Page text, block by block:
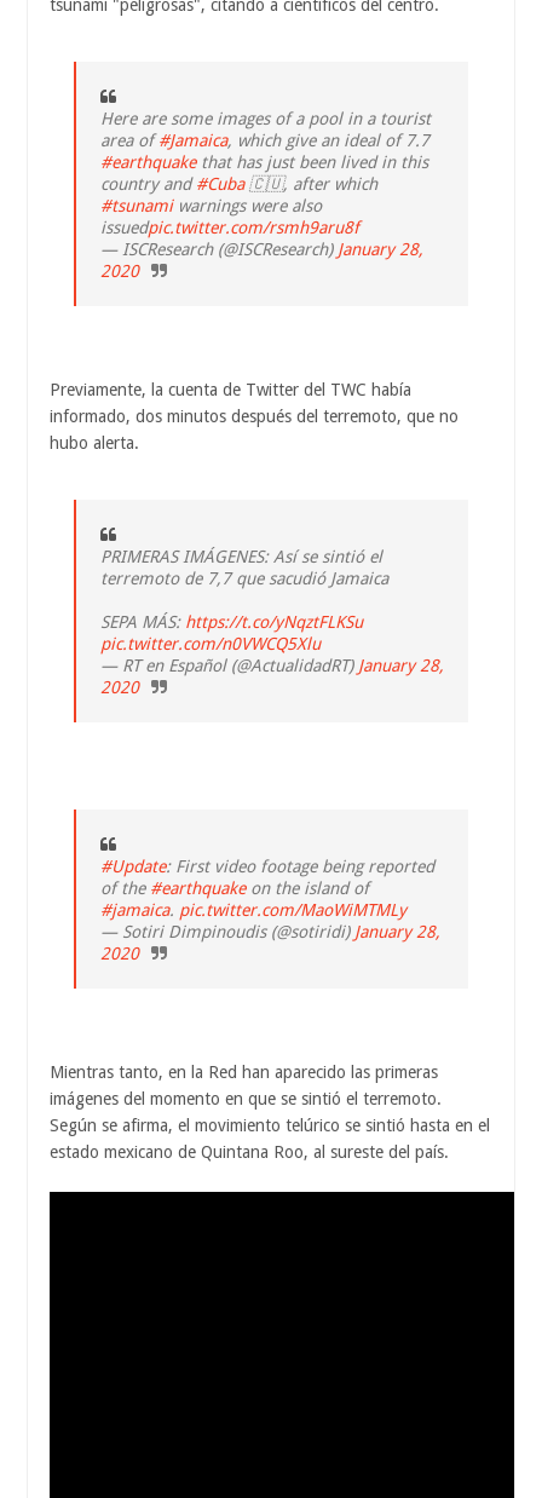
tsunami "peligrosas", citando a científicos del centro.
Here are some images of a pool in a tourist
area of ​​#Jamaica, which give an ideal of 7.7
#earthquakethat has just been lived in this
country and#Cuba🇨🇺, after which
#tsunamiwarnings were also
issuedpic.twitter.com/rsmh9aru8f
— ISCResearch (@ISCResearch) January 28,
2020
Previamente, la cuenta de Twitter del TWC había
informado, dos minutos después del terremoto, que no
hubo alerta.
PRIMERAS IMÁGENES: Así se sintió el
terremoto de 7,7 que sacudió Jamaica
SEPA MÁS: https://t.co/yNqztFLKSu
pic.twitter.com/n0VWCQ5Xlu
— RT en Español (@ActualidadRT) January 28,
2020
#Update: First video footage being reported
of the #earthquakeon the island of
#jamaica. pic.twitter.com/MaoWiMTMLy
— Sotiri Dimpinoudis (@sotiridi) January 28,
2020
Mientras tanto, en la Red han aparecido las primeras
imágenes del momento en que se sintió el terremoto.
Según se afirma, el movimiento telúrico se sintió hasta en el
estado mexicano de Quintana Roo, al sureste del país.